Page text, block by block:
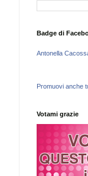
Badge di
Antonella
Promuovi anche
Votami grazie